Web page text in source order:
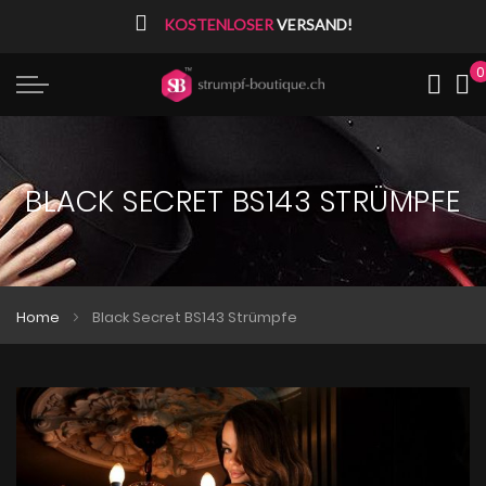
KOSTENLOSERVERSAND!
0
BLACK SECRET BS143 STRÜMPFE
Home Black Secret BS143 Strümpfe
Zum
Ende
Bildgalerie
Zum
Anfang
Bildgalerie